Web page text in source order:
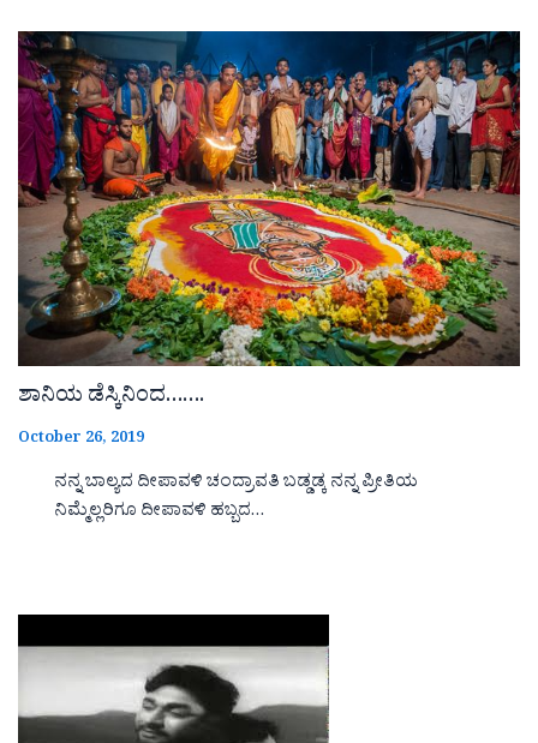
ಶಾನಿಯ ಡೆಸ್ಕಿನಿಂದ…….
October 26, 2019
ನನ್ನ ಬಾಲ್ಯದ ದೀಪಾವಳಿ ಚಂದ್ರಾವತಿ ಬಡ್ಡಡ್ಕ ನನ್ನ ಪ್ರೀತಿಯ
ನಿಮ್ಮೆಲ್ಲರಿಗೂ ದೀಪಾವಳಿ ಹಬ್ಬದ…